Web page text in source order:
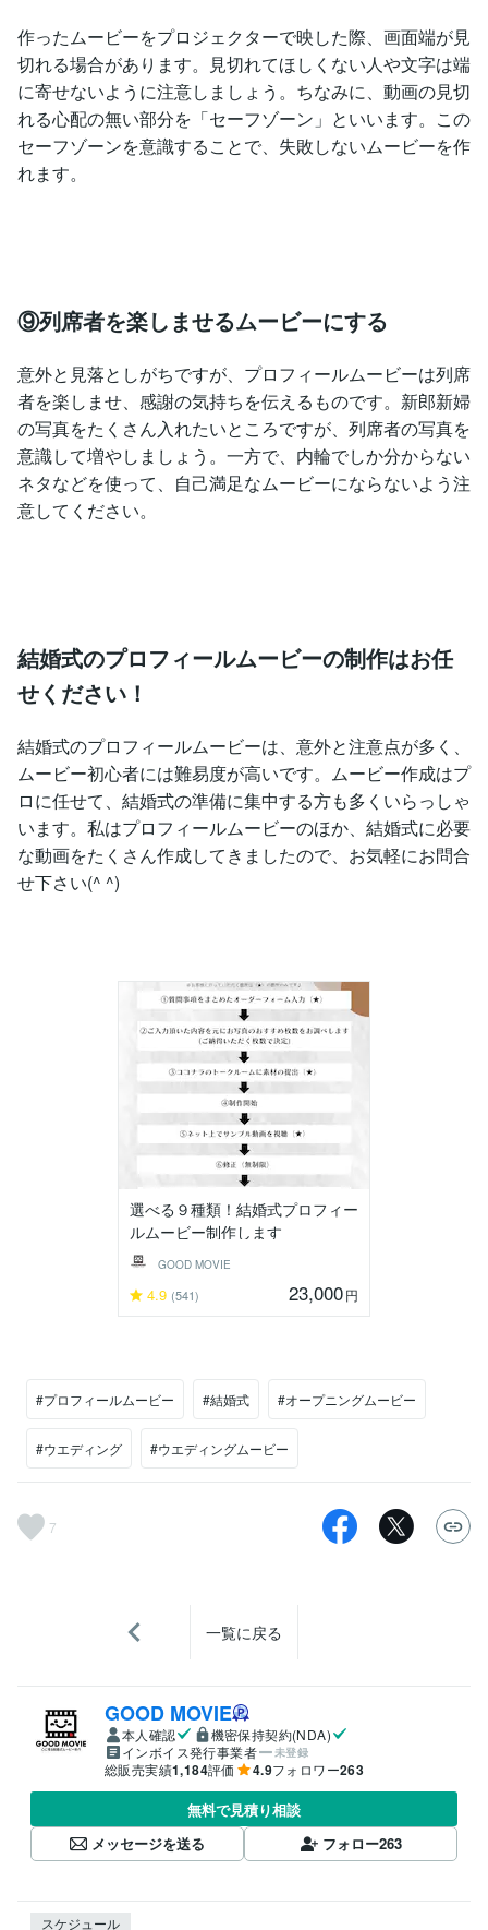
作ったムービーをプロジェクターで映した際、画面端が見
切れる場合があります。見切れてほしくない人や文字は端
に寄せないように注意しましょう。ちなみに、動画の見切
れる心配の無い部分を「セーフゾーン」といいます。この
セーフゾーンを意識することで、失敗しないムービーを作
れます。
⑨列席者を楽しませるムービーにする
意外と見落としがちですが、プロフィールムービーは列席
者を楽しませ、感謝の気持ちを伝えるものです。新郎新婦
の写真をたくさん入れたいところですが、列席者の写真を
意識して増やしましょう。一方で、内輪でしか分からない
ネタなどを使って、自己満足なムービーにならないよう注
意してください。
結婚式のプロフィールムービーの制作はお任
せください！
結婚式のプロフィールムービーは、意外と注意点が多く、
ムービー初心者には難易度が高いです。ムービー作成はプ
ロに任せて、結婚式の準備に集中する方も多くいらっしゃ
います。私はプロフィールムービーのほか、結婚式に必要
な動画をたくさん作成してきましたので、お気軽にお問合
せ下さい(^ ^)
選べる９種類！結婚式プロフィー
ルムービー制作します
GOOD MOVIE
4.9 (541) 23,000円
#プロフィールムービー #結婚式 #オープニングムービー
#ウエディング #ウエディングムービー
7
一覧に戻る
GOOD MOVIE
本人確認
機密保持契約(NDA)
インボイス発行事業者
未登録
総販売実績1,184評価 4.9フォロワー263
無料で見積り相談
メッセージを送る
フォロー263
スケジュール